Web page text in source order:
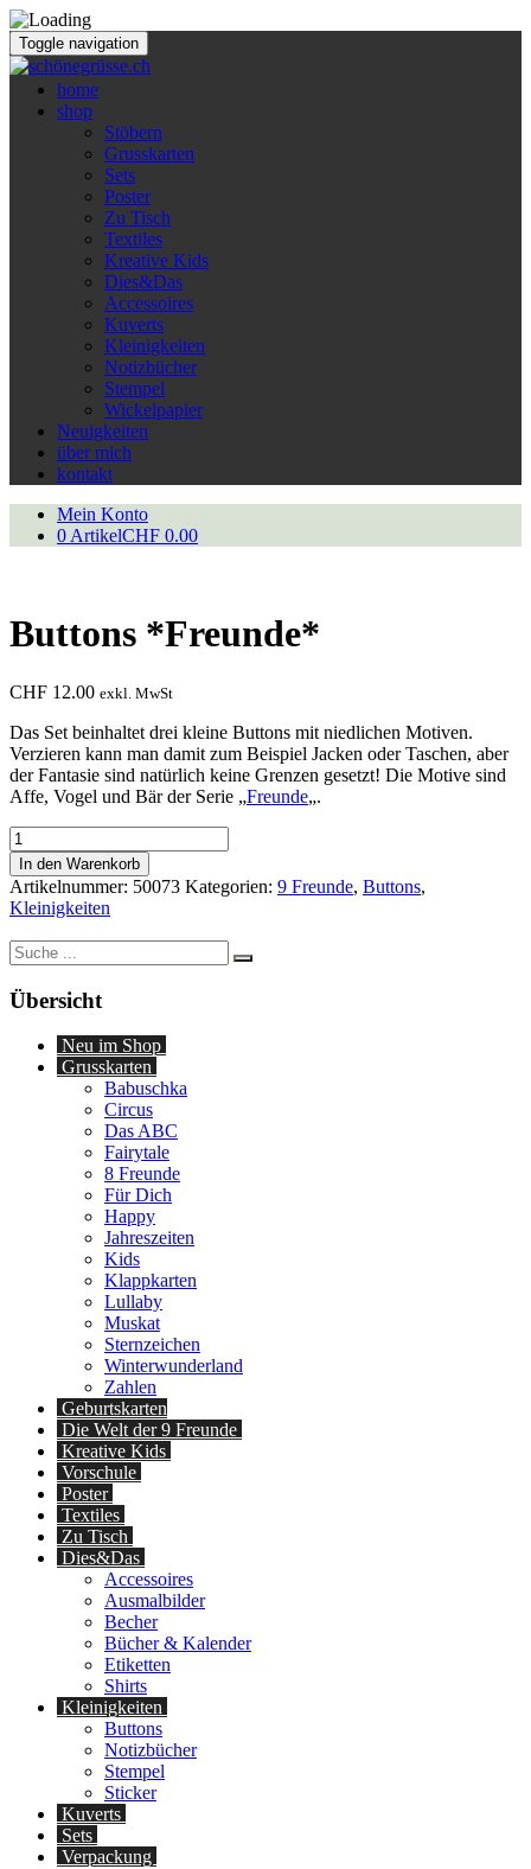
Toggle navigation
home
shop
Stöbern
Grusskarten
Sets
Poster
Zu Tisch
Textiles
Kreative Kids
Dies&Das
Accessoires
Kuverts
Kleinigkeiten
Notizbücher
Stempel
Wickelpapier
Neuigkeiten
über mich
kontakt
Mein Konto
0 ArtikelCHF 0.00
Buttons *Freunde*
CHF 12.00 exkl. MwSt
Das Set beinhaltet drei kleine Buttons mit niedlichen Motiven.
Verzieren kann man damit zum Beispiel Jacken oder Taschen, aber
der Fantasie sind natürlich keine Grenzen gesetzt! Die Motive sind
Affe, Vogel und Bär der Serie „Freunde„.
Buttons
*Freunde*
Menge
In den Warenkorb
Artikelnummer: 50073 Kategorien: 9 Freunde, Buttons,
Kleinigkeiten
Suche
nach:
Übersicht
Neu im Shop
Grusskarten
Babuschka
Circus
Das ABC
Fairytale
8 Freunde
Für Dich
Happy
Jahreszeiten
Kids
Klappkarten
Lullaby
Muskat
Sternzeichen
Winterwunderland
Zahlen
Geburtskarten
Die Welt der 9 Freunde
Kreative Kids
Vorschule
Poster
Textiles
Zu Tisch
Dies&Das
Accessoires
Ausmalbilder
Becher
Bücher & Kalender
Etiketten
Shirts
Kleinigkeiten
Buttons
Notizbücher
Stempel
Sticker
Kuverts
Sets
Verpackung